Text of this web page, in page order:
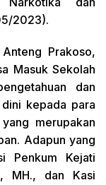
2023).
Prakoso,
Masuk Sekolah
dan
kepada para
merupakan
Adapun yang
Penkum Kejati
MH., dan Kasi